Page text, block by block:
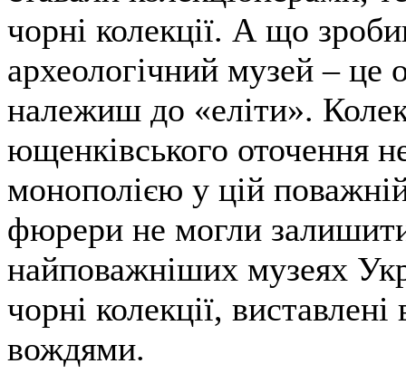
чорні колекції. А що
археологічний музей – це
належиш до «еліти».
ющенківського оточення
монополією у цій
фюрери не могли
найповажніших музеях
чорні колекції,
вождями.